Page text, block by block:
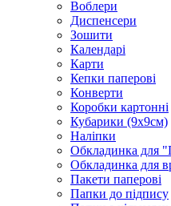
Воблери
Диспенсери
Зошити
Календарі
Карти
Кепки паперові
Конверти
Коробки картонні
Кубарики (9х9см)
Наліпки
Обкладинка для
Обкладинка для
Пакети паперові
Папки до підпису